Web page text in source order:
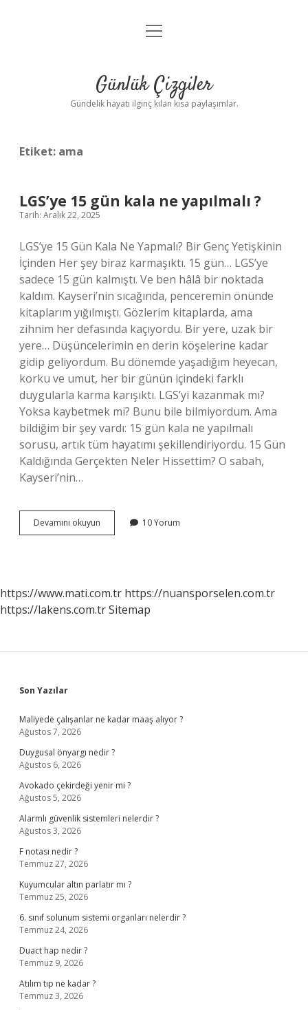
Anasayfa
Yasal Uyarı
menüyü
Günlük Çizgiler
Gündelik hayatı ilginç kılan kısa paylaşımlar.
Etiket: ama
LGS’ye 15 gün kala ne yapılmalı ?
Tarih: Aralık 22, 2025
LGS’ye 15 Gün Kala Ne Yapmalı? Bir Genç Yetişkinin
İçinden Her şey biraz karmaşıktı. 15 gün… LGS’ye
sadece 15 gün kalmıştı. Ve ben hâlâ bir noktada
kaldım. Kayseri’nin sıcağında, penceremin önünde
kitaplarım yığılmıştı. Gözlerim kitaplarda, ama
zihnim her defasında kaçıyordu. Bir yere, uzak bir
yere… Düşüncelerimin en derin köşelerine kadar
gidip geliyordum. Bu dönemde yaşadığım heyecan,
korku ve umut, her bir günün içindeki farklı
duygularla karma karışıktı. LGS’yi kazanmak mı?
Yoksa kaybetmek mi? Bunu bile bilmiyordum. Ama
bildiğim bir şey vardı: 15 gün kala ne yapılmalı
sorusu, artık tüm hayatımı şekillendiriyordu. 15 Gün
Kaldığında Gerçekten Neler Hissettim? O sabah,
Kayseri’nin…
Devamını okuyun
15
?
10 Yorum
https://www.mati.com.tr https://nuansporselen.com.tr
https://lakens.com.trSitemap
Sidebar
Son Yazılar
Maliyede çalışanlar ne kadar maaş alıyor ?
Ağustos 7, 2026
Duygusal önyargı nedir ?
Ağustos 6, 2026
Avokado çekirdeği yenir mi ?
Ağustos 5, 2026
Alarmlı güvenlik sistemleri nelerdir ?
Ağustos 3, 2026
F notası nedir ?
Temmuz 27, 2026
Kuyumcular altın parlatır mı ?
Temmuz 25, 2026
6. sınıf solunum sistemi organları nelerdir ?
Temmuz 24, 2026
Duact hap nedir ?
Temmuz 9, 2026
Atılım tıp ne kadar ?
Temmuz 3, 2026